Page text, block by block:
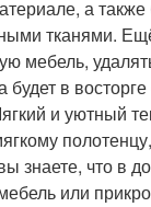
а
тканями.
мебель,
в восторге
и уютный
знаете, что в
или